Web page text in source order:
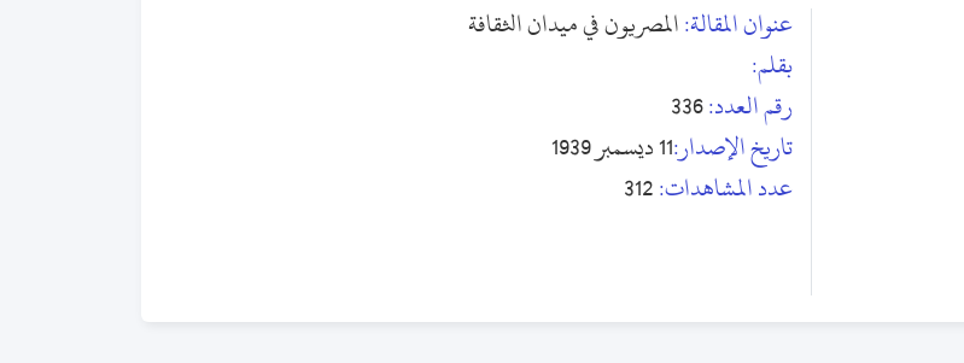
عنوان المقالة:المصريون في ميدان الثقافة
بقلم:
رقم العدد:336
تاريخ الإصدار:11 ديسمبر 1939
عدد المشاهدات:312